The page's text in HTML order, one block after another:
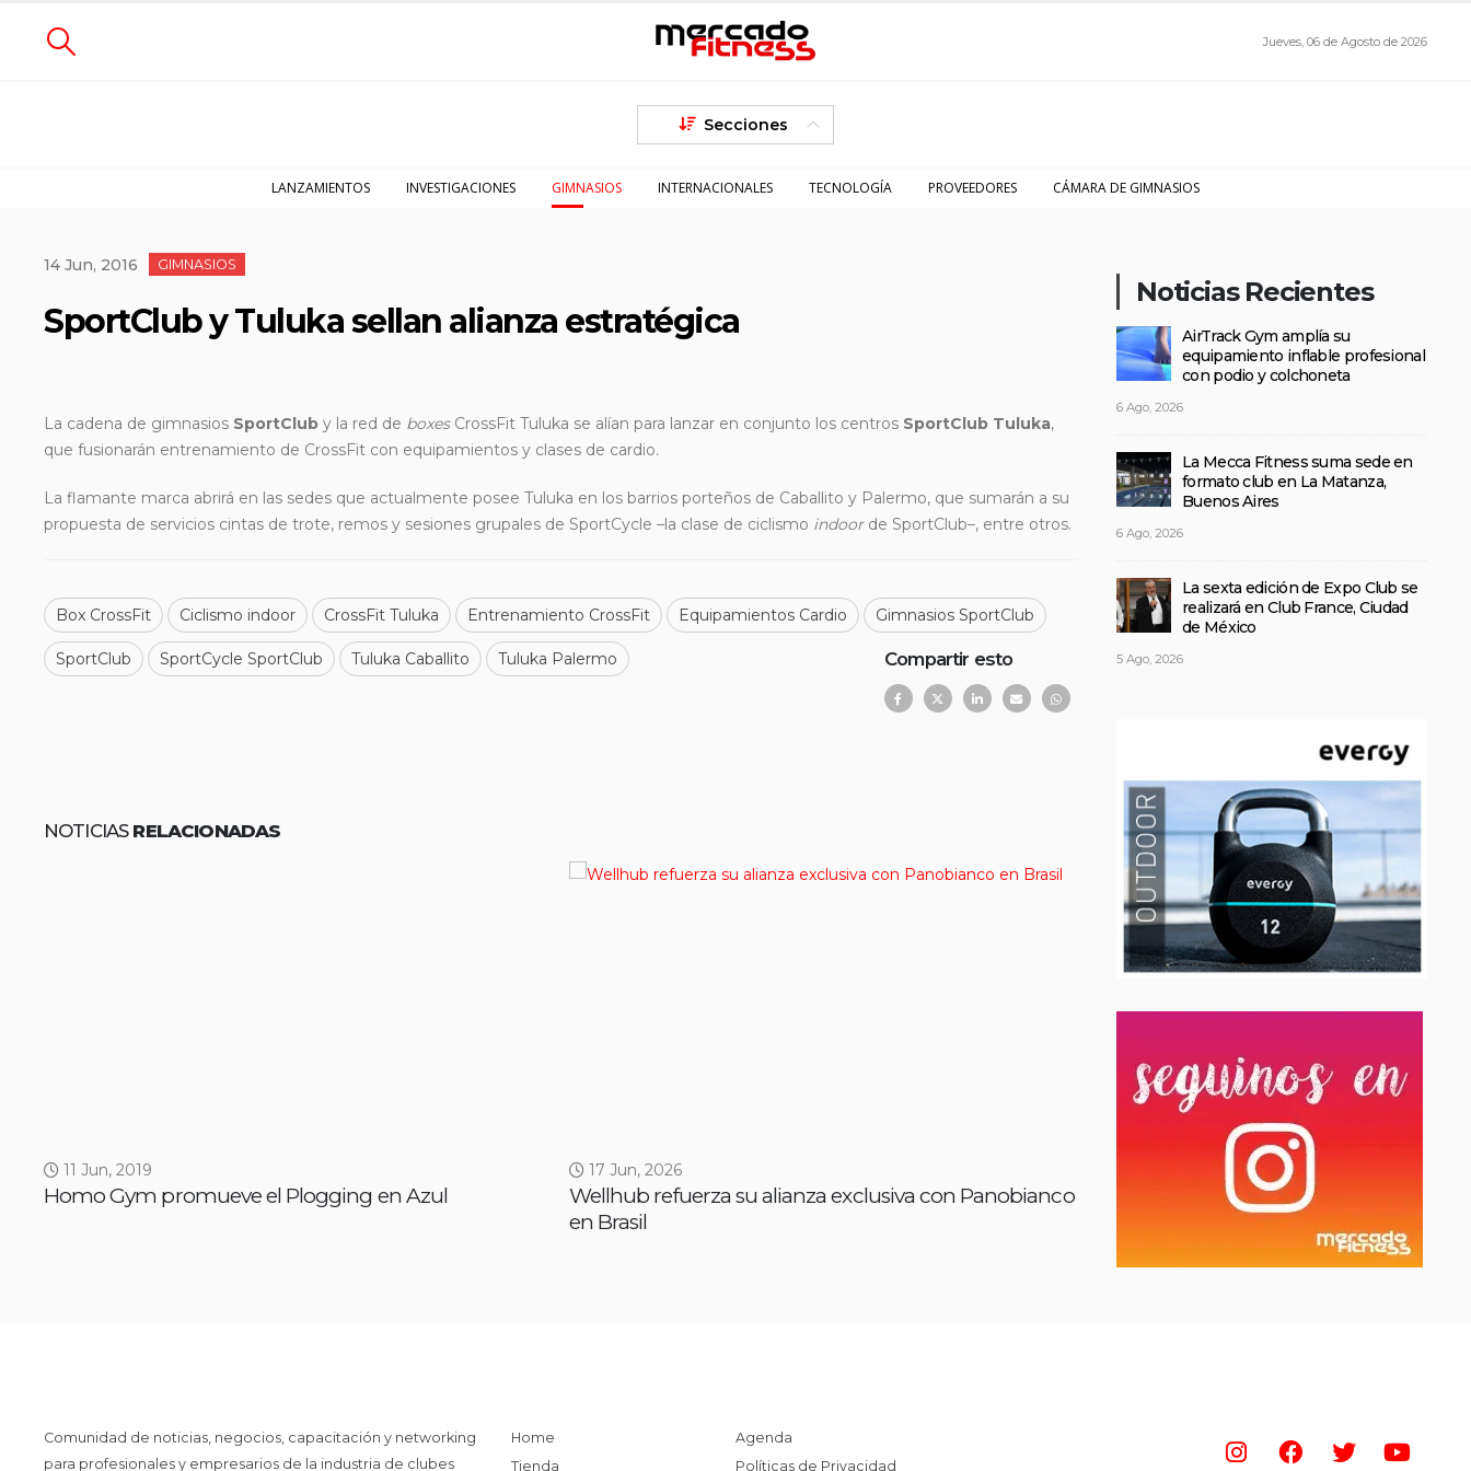
Jueves, 06 de Agosto de 2026
Secciones
LANZAMIENTOS INVESTIGACIONES GIMNASIOS INTERNACIONALES TECNOLOGÍA PROVEEDORES CÁMARA DE GIMNASIOS
14 Jun, 2016 GIMNASIOS
SportClub y Tuluka sellan alianza estratégica
La cadena de gimnasios SportClub y la red de boxesCrossFit Tuluka se alían para lanzar en conjunto los centros SportClub Tuluka,
que fusionarán entrenamiento de CrossFit con equipamientos y clases de cardio.
La flamante marca abrirá en las sedes que actualmente posee Tuluka en los barrios porteños de Caballito y Palermo, que sumarán a su
propuesta de servicios cintas de trote, remos y sesiones grupales de SportCycle –la clase de ciclismo indoorde SportClub–, entre otros.
Box CrossFit Ciclismo indoor CrossFit Tuluka Entrenamiento CrossFit Equipamientos Cardio Gimnasios SportClub
SportClub SportCycle SportClub Tuluka Caballito Tuluka Palermo Compartir esto
NOTICIAS RELACIONADAS
11 Jun, 2019
Homo Gym promueve el Plogging en Azul
17 Jun, 2026
Wellhub refuerza su alianza exclusiva con Panobianco
en Brasil
Noticias Recientes
AirTrack Gym amplía su
equipamiento inflable profesional
con podio y colchoneta
6 Ago, 2026
La Mecca Fitness suma sede en
formato club en La Matanza,
Buenos Aires
6 Ago, 2026
La sexta edición de Expo Club se
realizará en Club France, Ciudad
de México
5 Ago, 2026
Comunidad de noticias, negocios, capacitación y networking
para profesionales y empresarios de la industria de clubes
Home
Tienda
Agenda
Políticas de Privacidad